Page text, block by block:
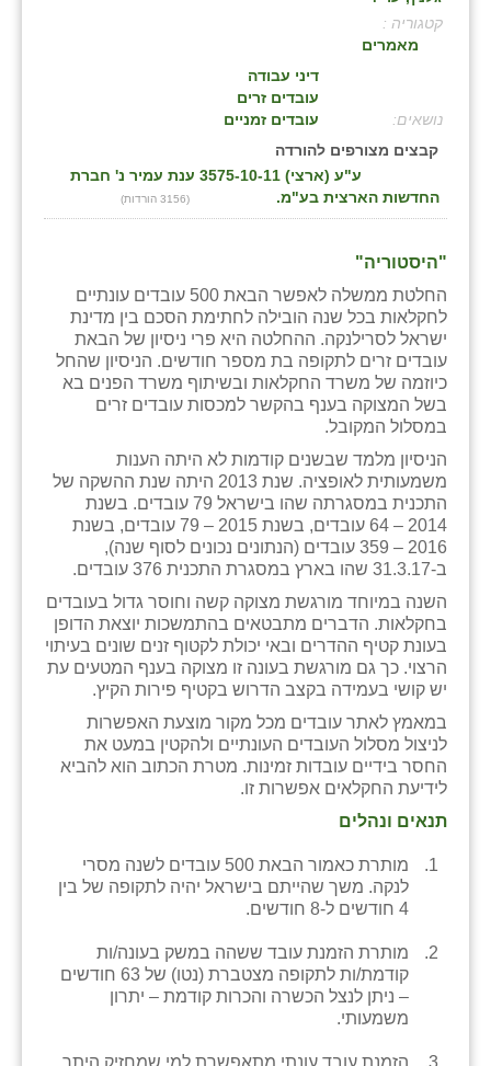
קטגוריה :
מאמרים
:
דיני עבודה
עובדים זרים
עובדים זמניים
קבצים מצורפים להורדה
ע"ע (ארצי) 3575-10-11 ענת עמיר נ' חברת
החדשות הארצית בע"מ.
(3156 הורדות)
"היסטוריה"
החלטת ממשלה לאפשר הבאת 500 עובדים עונתיים
לחקלאות בכל שנה הובילה לחתימת הסכם בין מדינת
ישראל לסרילנקה. ההחלטה היא פרי ניסיון של הבאת
עובדים זרים לתקופה בת מספר חודשים. הניסיון שהחל
כיוזמה של משרד החקלאות ובשיתוף משרד הפנים בא
בשל המצוקה בענף בהקשר למכסות עובדים זרים
במסלול המקובל.
הניסיון מלמד שבשנים קודמות לא היתה הענות
משמעותית לאופציה. שנת 2013 היתה שנת ההשקה של
התכנית במסגרתה שהו בישראל 79 עובדים. בשנת
2014 – 64 עובדים, בשנת 2015 – 79 עובדים, בשנת
2016 – 359 עובדים (הנתונים נכונים לסוף שנה),
ב-31.3.17 שהו בארץ במסגרת התכנית 376 עובדים.
השנה במיוחד מורגשת מצוקה קשה וחוסר גדול בעובדים
בחקלאות. הדברים מתבטאים בהתמשכות יוצאת הדופן
בעונת קטיף ההדרים ובאי יכולת לקטוף זנים שונים בעיתוי
הרצוי. כך גם מורגשת בעונה זו מצוקה בענף המטעים עת
יש קושי בעמידה בקצב הדרוש בקטיף פירות הקיץ.
במאמץ לאתר עובדים מכל מקור מוצעת האפשרות
לניצול מסלול העובדים העונתיים ולהקטין במעט את
החסר בידיים עובדות זמינות. מטרת הכתוב הוא להביא
לידיעת החקלאים אפשרות זו.
תנאים ונהלים
מותרת כאמור הבאת 500 עובדים לשנה מסרי
לנקה. משך שהייתם בישראל יהיה לתקופה של בין
4 חודשים ל-8 חודשים.
מותרת הזמנת עובד ששהה במשק בעונה/ות
קודמת/ות לתקופה מצטברת (נטו) של 63 חודשים
– ניתן לנצל הכשרה והכרות קודמת – יתרון
משמעותי.
הזמנת עובד עונתי מתאפשרת למי שמחזיק היתר
בני ציון
בקעות
ֿגבעת שפירא
גן הדרום
גני עם
גני יהודה
גנות
ורד יריחו
דקל
זוהר
הדר עם
חבצלת השרון
חמרה
חרב לאת
יבול (מורג)
יקנעם
כליל
יד השמונה
כפר אביב
כפר ביאליק
כפר הרי״ף